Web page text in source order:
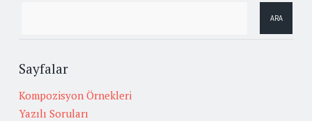
Sayfalar
Kompozisyon Örnekleri
Yazılı Soruları